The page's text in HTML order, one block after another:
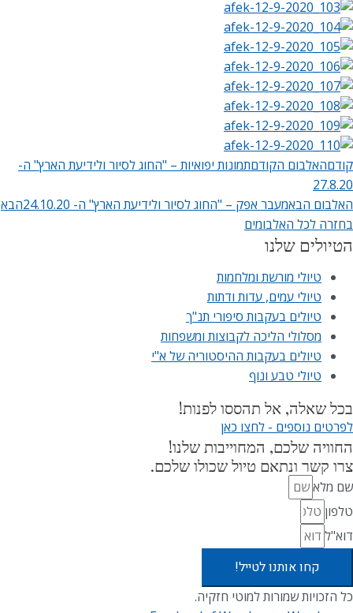
קודםהאלבום הקודםתמונות יפואיות – "החוג לסיור ולידיעת הארץ" ה-
27.8.20
האלבום הבאמעבר אפק – "החוג לסיור ולידיעת הארץ" ה- 24.10.20
הבא
בחזרה לכל האלבומים
הטיולים שלנו
טיולי מורשת ומלחמות
טיולי עמים, עדות ודתות
טיולים בעקבות סיפורי תנ"ך
מסלולי הליכה לקבוצות ומשפחות
טיולים בעקבות ההיסטוריה של א"י
טיולי טבע ונוף
בכל שאלה, אל תהססו לפנות!
לפרטים נוספים - לחצו כאן
החוויה שלכם, המחוייבות שלנו!
צרו קשר ונתאם טיול שכולו שלכם.
שם מלא
טלפון
דוא"ל
קחו אותנו לטייל!
כל הזכויות שמורות למוטי חזקיה.